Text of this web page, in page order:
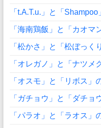
「t.A.T.u.」と「
「海南鶏飯」と「カオマ
「松かさ」と「松ぼっく
「オレガノ」と「ナツメ
「オスモ」と「リボス」
「ガチョウ」と「ダチョ
「パラオ」と「ラオス」